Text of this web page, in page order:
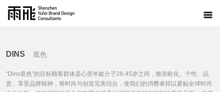
DINS 底色
“Dins底色”的目标顾客群体是心里年龄介于28-45岁之间，推崇欧化、个性、品
质、享受品牌精神，将时尚与创造完美结合，使我们的消费者得以紧贴全球时尚